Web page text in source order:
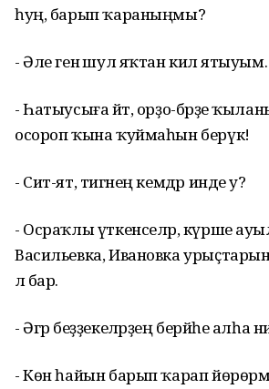
һуң, барып ҡараныңмы?
- Әле генә шул яҡтан килә ятыуым.
- Һатыусыға әйт, орҙо-бәрҙе
осороп ҡына ҡуймаһын берүк!
- Сит-ят, тигәнең кемдәр инде у?
- Осраҡлы үткенселәр, күрше
Васильевка, Ивановка
лә бар.
- Әгәр беҙҙекеләрҙең берәйһе алһа
- Көн һайын барып ҡарап